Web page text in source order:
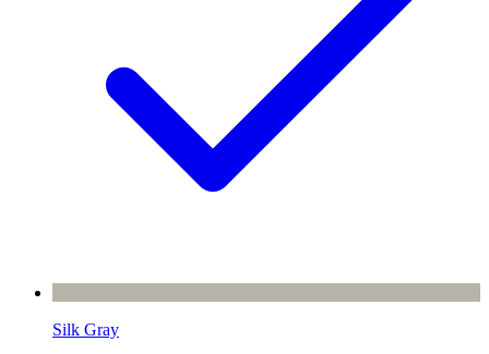
Silk Gray